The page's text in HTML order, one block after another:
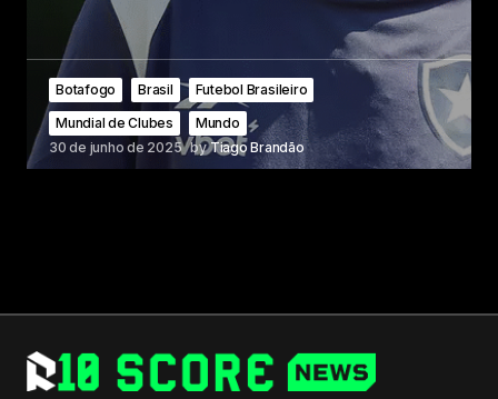
Botafogo Brasil
Futebol Brasileiro
Mundial de Clubes
Mundo
30 de junho de 2025 byTiago Brandão